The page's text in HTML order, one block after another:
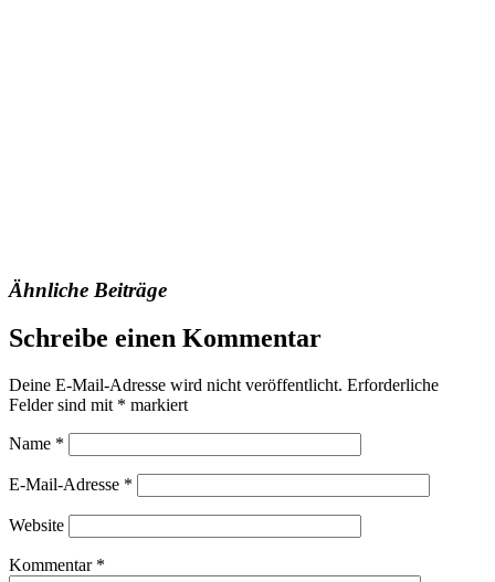
Ähnliche Beiträge
Schreibe einen Kommentar
Deine E-Mail-Adresse wird nicht veröffentlicht. Erforderliche
Felder sind mit * markiert
Name *
E-Mail-Adresse *
Website
Kommentar *